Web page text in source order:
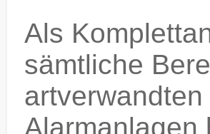
Als
sämtliche
Alarmanlagen